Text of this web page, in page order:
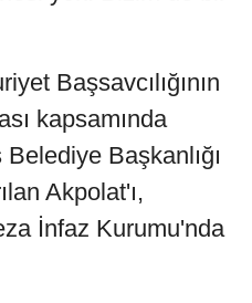
Başsavcılığının
kapsamında
Başkanlığı
Akpolat'ı,
İnfaz Kurumu'nda